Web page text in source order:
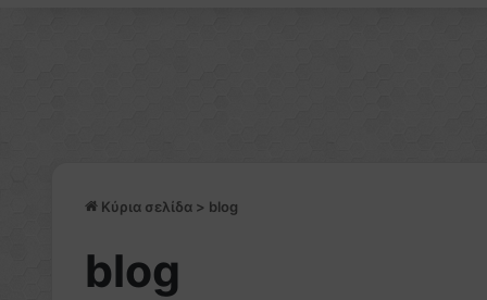
Κύρια σελίδα > blog
blog